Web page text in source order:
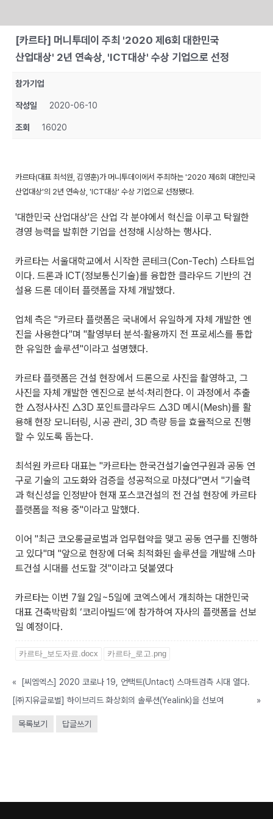
content
[카르타] 머니투데이 주최 '2020 제6회 대한민국
산업대상' 2년 연속상, 'ICT대상' 수상 기업으로 선정
참가기업
작성일 2020-06-10
조회 16020
카르타(대표 최석원, 김영훈)가 머니투데이에서 주최하는 '2020 제6회 대한민국
산업대상'의 2년 연속상, 'ICT대상' 수상 기업으로 선정됐다.
'대한민국 산업대상'은 산업 각 분야에서 혁신을 이루고 탁월한
경영 능력을 발휘한 기업을 선정해 시상하는 행사다.
카르타는 서울대학교에서 시작한 콘테크(Con-Tech) 스타트업
이다. 드론과 ICT(정보통신기술)를 융합한 클라우드 기반의 건
설용 드론 데이터 플랫폼을 자체 개발했다.
업체 측은 "카르타 플랫폼은 국내에서 유일하게 자체 개발한 엔
진을 사용한다"며 "촬영부터 분석·활용까지 전 프로세스를 통합
한 유일한 솔루션"이라고 설명했다.
카르타 플랫폼은 건설 현장에서 드론으로 사진을 촬영하고, 그
사진을 자체 개발한 엔진으로 분석·처리한다. 이 과정에서 추출
한 △정사사진 △3D 포인트클라우드 △3D 메시(Mesh)를 활
용해 현장 모니터링, 시공 관리, 3D 측량 등을 효율적으로 진행
할 수 있도록 돕는다.
최석원 카르타 대표는 "카르타는 한국건설기술연구원과 공동 연
구로 기술의 고도화와 검증을 성공적으로 마쳤다"면서 "기술력
과 혁신성을 인정받아 현재 포스코건설의 전 건설 현장에 카르타
플랫폼을 적용 중"이라고 말했다.
이어 "최근 코오롱글로벌과 업무협약을 맺고 공동 연구를 진행하
고 있다"며 "앞으로 현장에 더욱 최적화된 솔루션을 개발해 스마
트건설 시대를 선도할 것"이라고 덧붙였다
카르타는 이번 7월 2일~5일에 코엑스에서 개최하는 대한민국
대표 건축박람회 ‘코리아빌드’에 참가하여 자사의 플랫폼을 선보
일 예정이다.
카르타_보도자료.docx 카르타_로고.png
«
[씨엠엑스] 2020 코로나 19, 언택트(Untact) 스마트검측 시대 열다.
[㈜지유글로벌] 하이브리드 화상회의 솔루션(Yealink)을 선보여
»
목록보기 답글쓰기